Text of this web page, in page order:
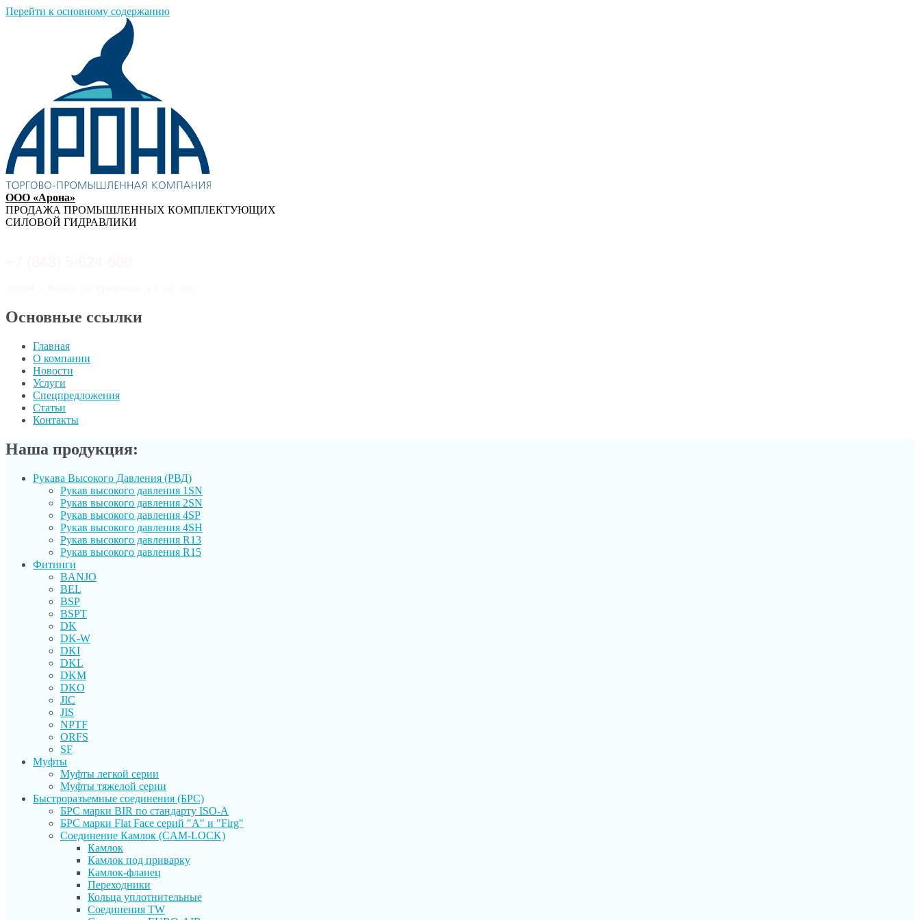
Перейти к основному содержанию
ООО «Арона»
ПРОДАЖА ПРОМЫШЛЕННЫХ КОМПЛЕКТУЮЩИХ
СИЛОВОЙ ГИДРАВЛИКИ
Основные ссылки
Главная
О компании
Новости
Услуги
Спецпредложения
Статьи
Контакты
Наша продукция:
Рукава Высокого Давления (РВД)
Рукав выcокого давления 1SN
Рукав высокого давления 2SN
Рукав высокого давления 4SP
Рукав высокого давления 4SH
Рукав высокого давления R13
Рукав высокого давления R15
Фитинги
BANJO
BEL
BSP
BSPT
DK
DK-W
DKI
DKL
DKM
DKO
JIC
JIS
NPTF
ORFS
SF
Муфты
Муфты легкой серии
Муфты тяжелой серии
Быстроразъемные соединения (БРС)
БРС марки BIR по стандарту ISO-A
БРС марки Flat Face серий "А" и "Firg"
Соединение Камлок (CAM-LOCK)
Камлок
Камлок под приварку
Камлок-фланец
Переходники
Кольца уплотнительные
Соединения TW